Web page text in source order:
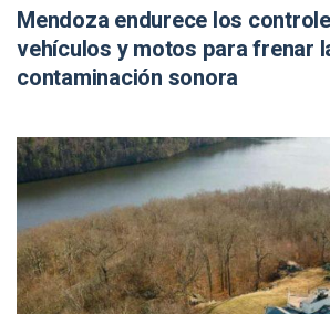
Mendoza endurece los
vehículos y motos para frenar
contaminación sonora